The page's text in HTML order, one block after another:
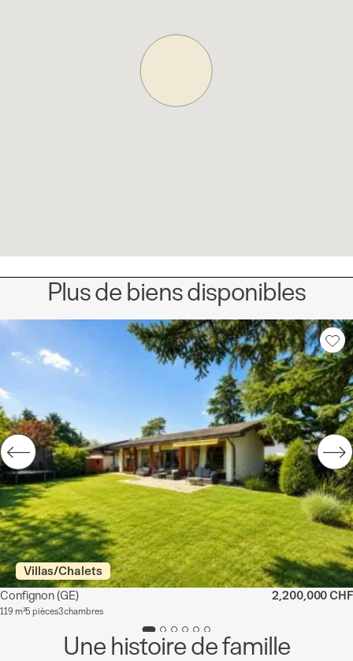
Plus de biens disponibles
Villas/Chalets
Confignon(GE)
119 m²5 pièces3 chambres
2,200,000 CHF
Une histoire de famille